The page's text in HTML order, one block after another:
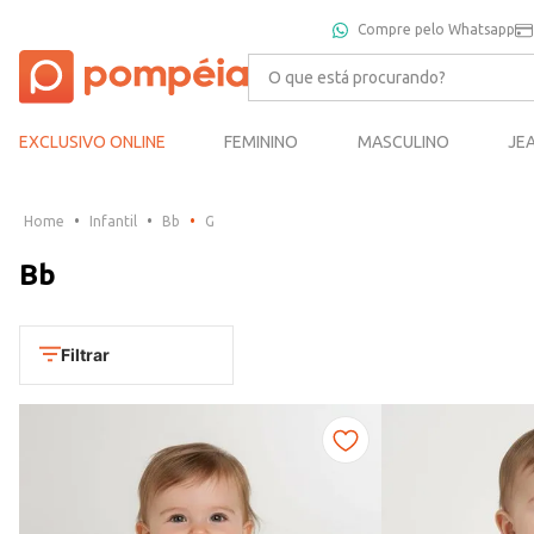
Compre pelo Whatsapp
O que está procurando?
EXCLUSIVO ONLINE FEMININO MASCULINO
Infantil Bb G
Bb
Filtrar
Subcategoria